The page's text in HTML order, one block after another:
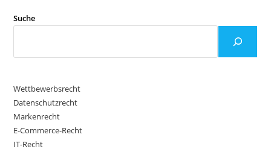
Suche
Wettbewerbsrecht
Datenschutzrecht
Markenrecht
E-Commerce-Recht
IT-Recht